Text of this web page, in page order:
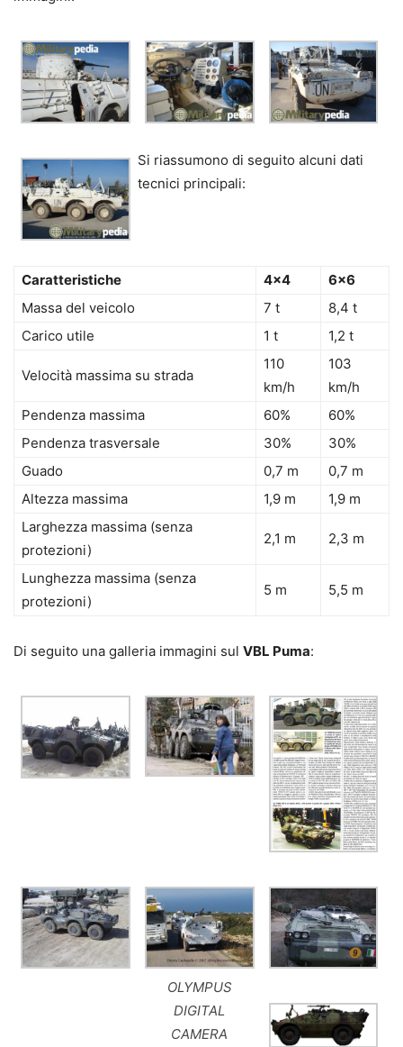
Si riassumono di seguito alcuni dati
tecnici principali:
Caratteristiche 4×4
6×6
Massa del veicolo
7 t
8,4 t
Carico utile
1 t 1,2 t
Velocità massima su strada
110
km/h
103
km/h
Pendenza massima
60%
60%
Pendenza trasversale
30%
30%
Guado
0,7 m
0,7 m
Altezza massima
1,9 m
1,9 m
Larghezza massima (senza
protezioni)
2,1 m 2,3 m
Lunghezza massima (senza
protezioni)
5 m 5,5 m
Di seguito una galleria immagini sul VBL Puma:
OLYMPUS
DIGITAL
CAMERA